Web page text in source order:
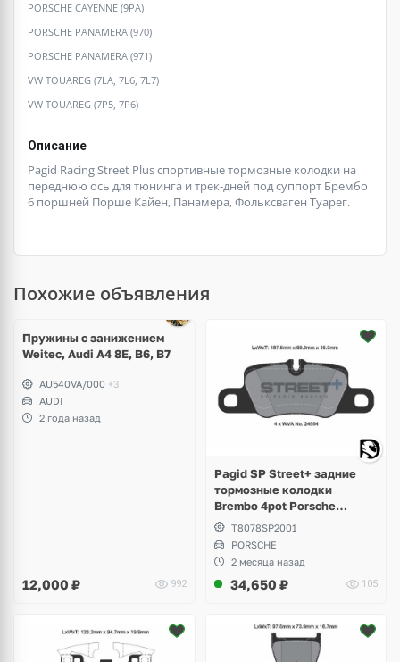
PORSCHE CAYENNE (9PA)
PORSCHE PANAMERA (970)
PORSCHE PANAMERA (971)
VW TOUAREG (7LA, 7L6, 7L7)
VW TOUAREG (7P5, 7P6)
Описание
Pagid Racing Street Plus спортивные тормозные колодки на
переднюю ось для тюнинга и трек-дней под суппорт Брембо
6 поршней Порше Кайен, Панамера, Фольксваген Туарег.
Похожие объявления
Пружины с занижением
Weitec, Audi A4 8E, B6, B7
AU540VA/000 +3
AUDI
2 года назад
12,000 ₽ 992
Pagid SP Street+ задние
тормозные колодки
Brembo 4pot Porsche
Panamera Sport Turismo
T8078SP2001
PORSCHE
2 месяца назад
34,650 ₽ 105